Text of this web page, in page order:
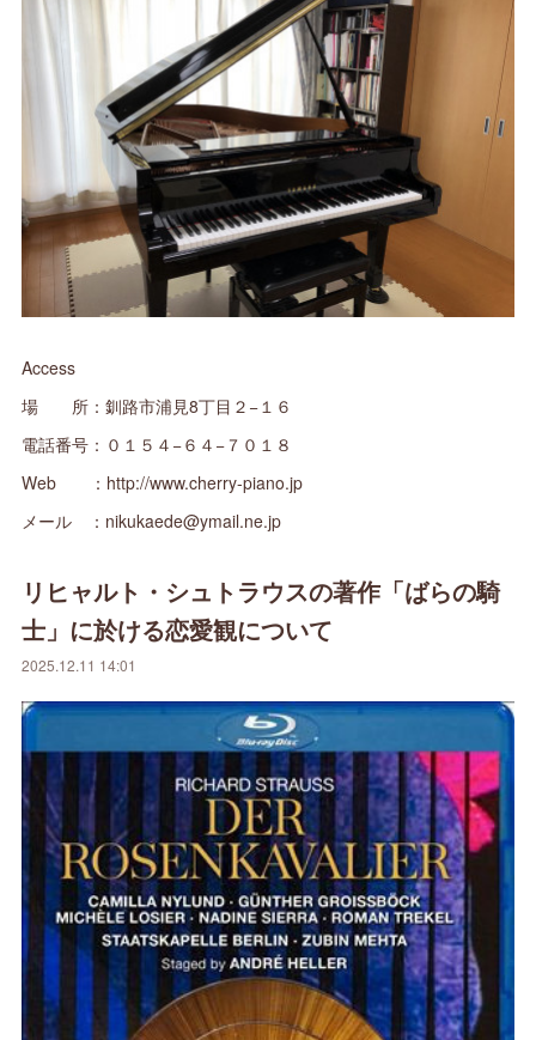
Access
場 所：釧路市浦見8丁目２−１６
電話番号：０１５４−６４−７０１８
Web ：http://www.cherry-piano.jp
メール ：nikukaede@ymail.ne.jp
リヒャルト・シュトラウスの著作「ばらの騎
士」に於ける恋愛観について
2025.12.11 14:01